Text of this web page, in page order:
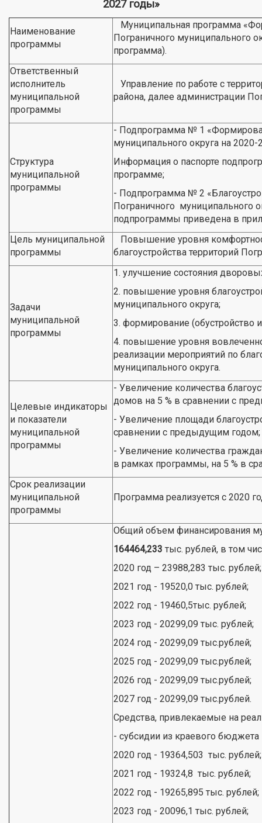
2027 годы»
Наименование
программы
Муниципальная программа
Пограничного муниципального
программа).
Ответственный
исполнитель
муниципальной
программы
Управление по работе с
района, далее администрации
Структура
муниципальной
программы
- Подпрограмма № 1
муниципального округа на 2020-
Информация о паспорте
программе;
- Подпрограмма № 2
Пограничного муниципального
подпрограммы приведена в
Цель муниципальной
программы
Повышение уровня
благоустройства территорий
Задачи
муниципальной
программы
1. улучшение состояния
2. повышение уровня
муниципального округа;
3. формирование (обустройство
4. повышение уровня
реализации мероприятий по
муниципального округа.
Целевые индикаторы
и показатели
муниципальной
программы
- Увеличение количества
домов на 5 % в сравнении с
- Увеличение площади
сравнении с предыдущим годом;
- Увеличение количества
в рамках программы, на 5 % в
Срок реализации
муниципальной
программы
Программа реализуется с 2020
Общий объем финансирования
164464,233 тыс. рублей, в том
2020 год – 23988,283 тыс. рублей;
2021 год - 19520,0 тыс. рублей;
2022 год - 19460,5тыс. рублей;
2023 год - 20299,09 тыс. рублей;
2024 год - 20299,09 тыс.рублей;
2025 год - 20299,09 тыс.рублей;
2026 год - 20299,09 тыс.рублей;
2027 год - 20299,09 тыс.рублей.
Средства, привлекаемые на
- субсидии из краевого
2020 год - 19364,503 тыс. рублей;
2021 год - 19324,8 тыс. рублей;
2022 год - 19265,895 тыс. рублей;
2023 год - 20096,1 тыс. рублей;